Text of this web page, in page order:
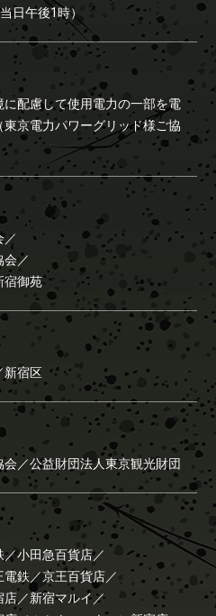
日午後1時）
配慮して使用電力の一部を電
京電力パワーグリッド様ご協
／
会／
宿御苑
新宿区
会／公益財団法人東京観光財団
／小田急百貨店／
電鉄／京王百貨店／
店／新宿マルイ／